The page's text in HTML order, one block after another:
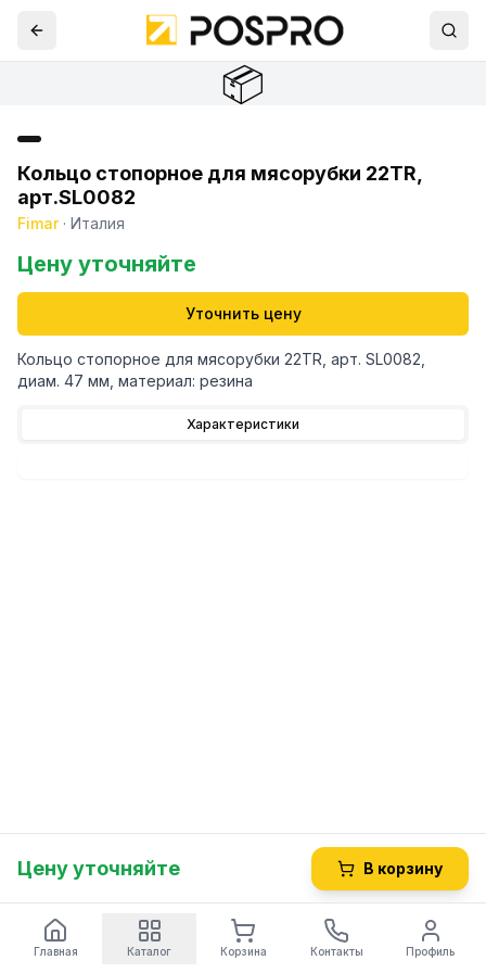
📦
Кольцо стопорное для мясорубки 22TR,
арт.SL0082
Fimar· Италия
Цену уточняйте
Уточнить цену
Кольцо стопорное для мясорубки 22TR, арт. SL0082,
диам. 47 мм, материал: резина
Характеристики
Цену уточняйте В корзину
Главная Каталог Корзина Контакты Профиль